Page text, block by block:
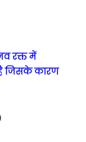
रक्त में
जिसके कारण